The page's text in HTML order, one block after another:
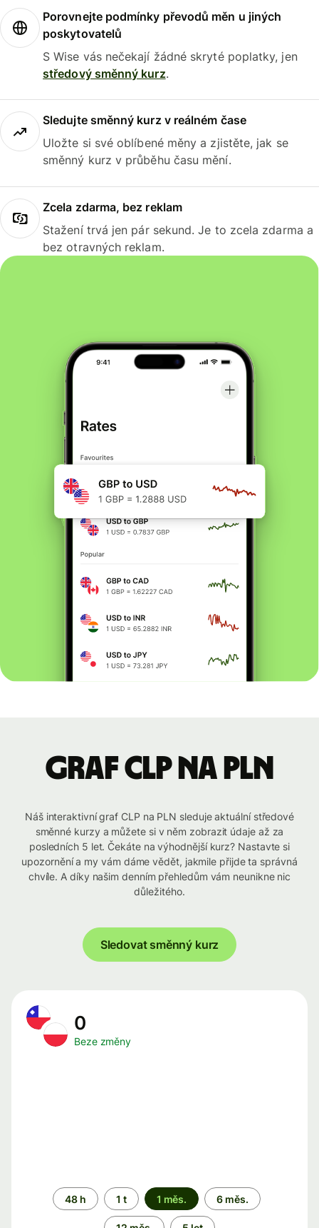
Porovnejte podmínky převodů měn u jiných
poskytovatelů
S Wise vás nečekají žádné skryté poplatky, jen
středový směnný kurz.
Sledujte směnný kurz v reálném čase
Uložte si své oblíbené měny a zjistěte, jak se
směnný kurz v průběhu času mění.
Zcela zdarma, bez reklam
Stažení trvá jen pár sekund. Je to zcela zdarma a
bez otravných reklam.
graf CLP na PLN
Náš interaktivní graf CLP na PLN sleduje aktuální středové
směnné kurzy a můžete si v něm zobrazit údaje až za
posledních 5 let. Čekáte na výhodnější kurz? Nastavte si
upozornění a my vám dáme vědět, jakmile přijde ta správná
chvíle. A díky našim denním přehledům vám neunikne nic
důležitého.
Sledovat směnný kurz
0
Beze změny
Časové
období
48 h 1 t 1 měs. 6 měs.